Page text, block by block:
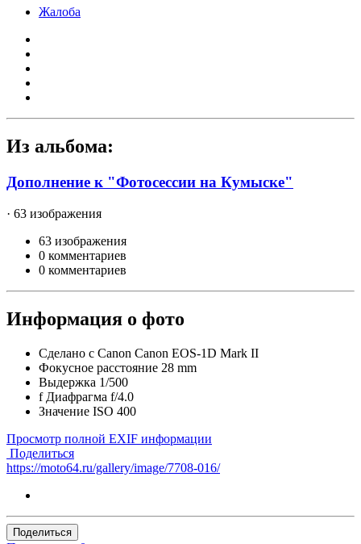
Жалоба
Из альбома:
Дополнение к "Фотосессии на Кумыске"
· 63 изображения
63 изображения
0 комментариев
0 комментариев
Информация о фото
Сделано с Canon Canon EOS-1D Mark II
Фокусное расстояние 28 mm
Выдержка 1/500
f Диафрагма f/4.0
Значение ISO 400
Просмотр полной EXIF информации
Поделиться
https://moto64.ru/gallery/image/7708-016/
Поделиться